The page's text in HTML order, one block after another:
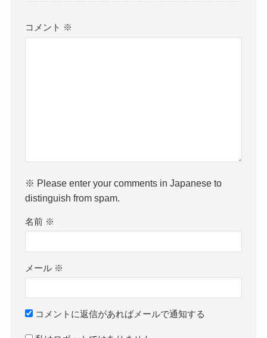
コメント ※
※ Please enter your comments in Japanese to
distinguish from spam.
名前 ※
メール ※
コメントに返信があればメールで通知する